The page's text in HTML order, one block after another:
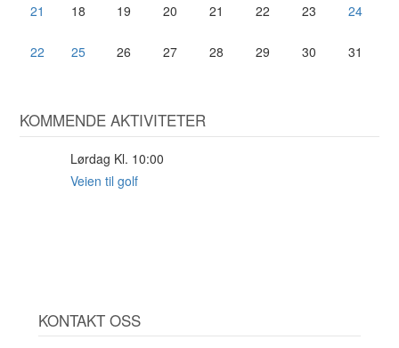
21 18 19 20 21 22 23 24
22 25 26 27 28 29 30 31
KOMMENDE AKTIVITETER
Lørdag Kl. 10:00
Veien til golf
KONTAKT OSS